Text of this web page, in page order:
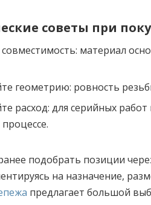
советы при
материал
геометрию: ровность
расход: для серийных
подобрать позиции
на назначение,
предлагает большой